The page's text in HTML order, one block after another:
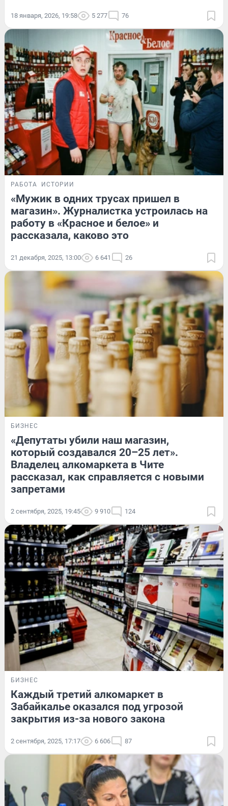
18 января, 2026, 19:58 5 277 76
РАБОТА ИСТОРИИ
«Мужик в одних трусах пришел в
магазин». Журналистка устроилась на
работу в «Красное и белое» и
рассказала, каково это
21 декабря, 2025, 13:00 6 641 26
БИЗНЕС
«Депутаты убили наш магазин,
который создавался 20–25 лет».
Владелец алкомаркета в Чите
рассказал, как справляется с новыми
запретами
2 сентября, 2025, 19:45 9 910 124
БИЗНЕС
Каждый третий алкомаркет в
Забайкалье оказался под угрозой
закрытия из-за нового закона
2 сентября, 2025, 17:17 6 606 87